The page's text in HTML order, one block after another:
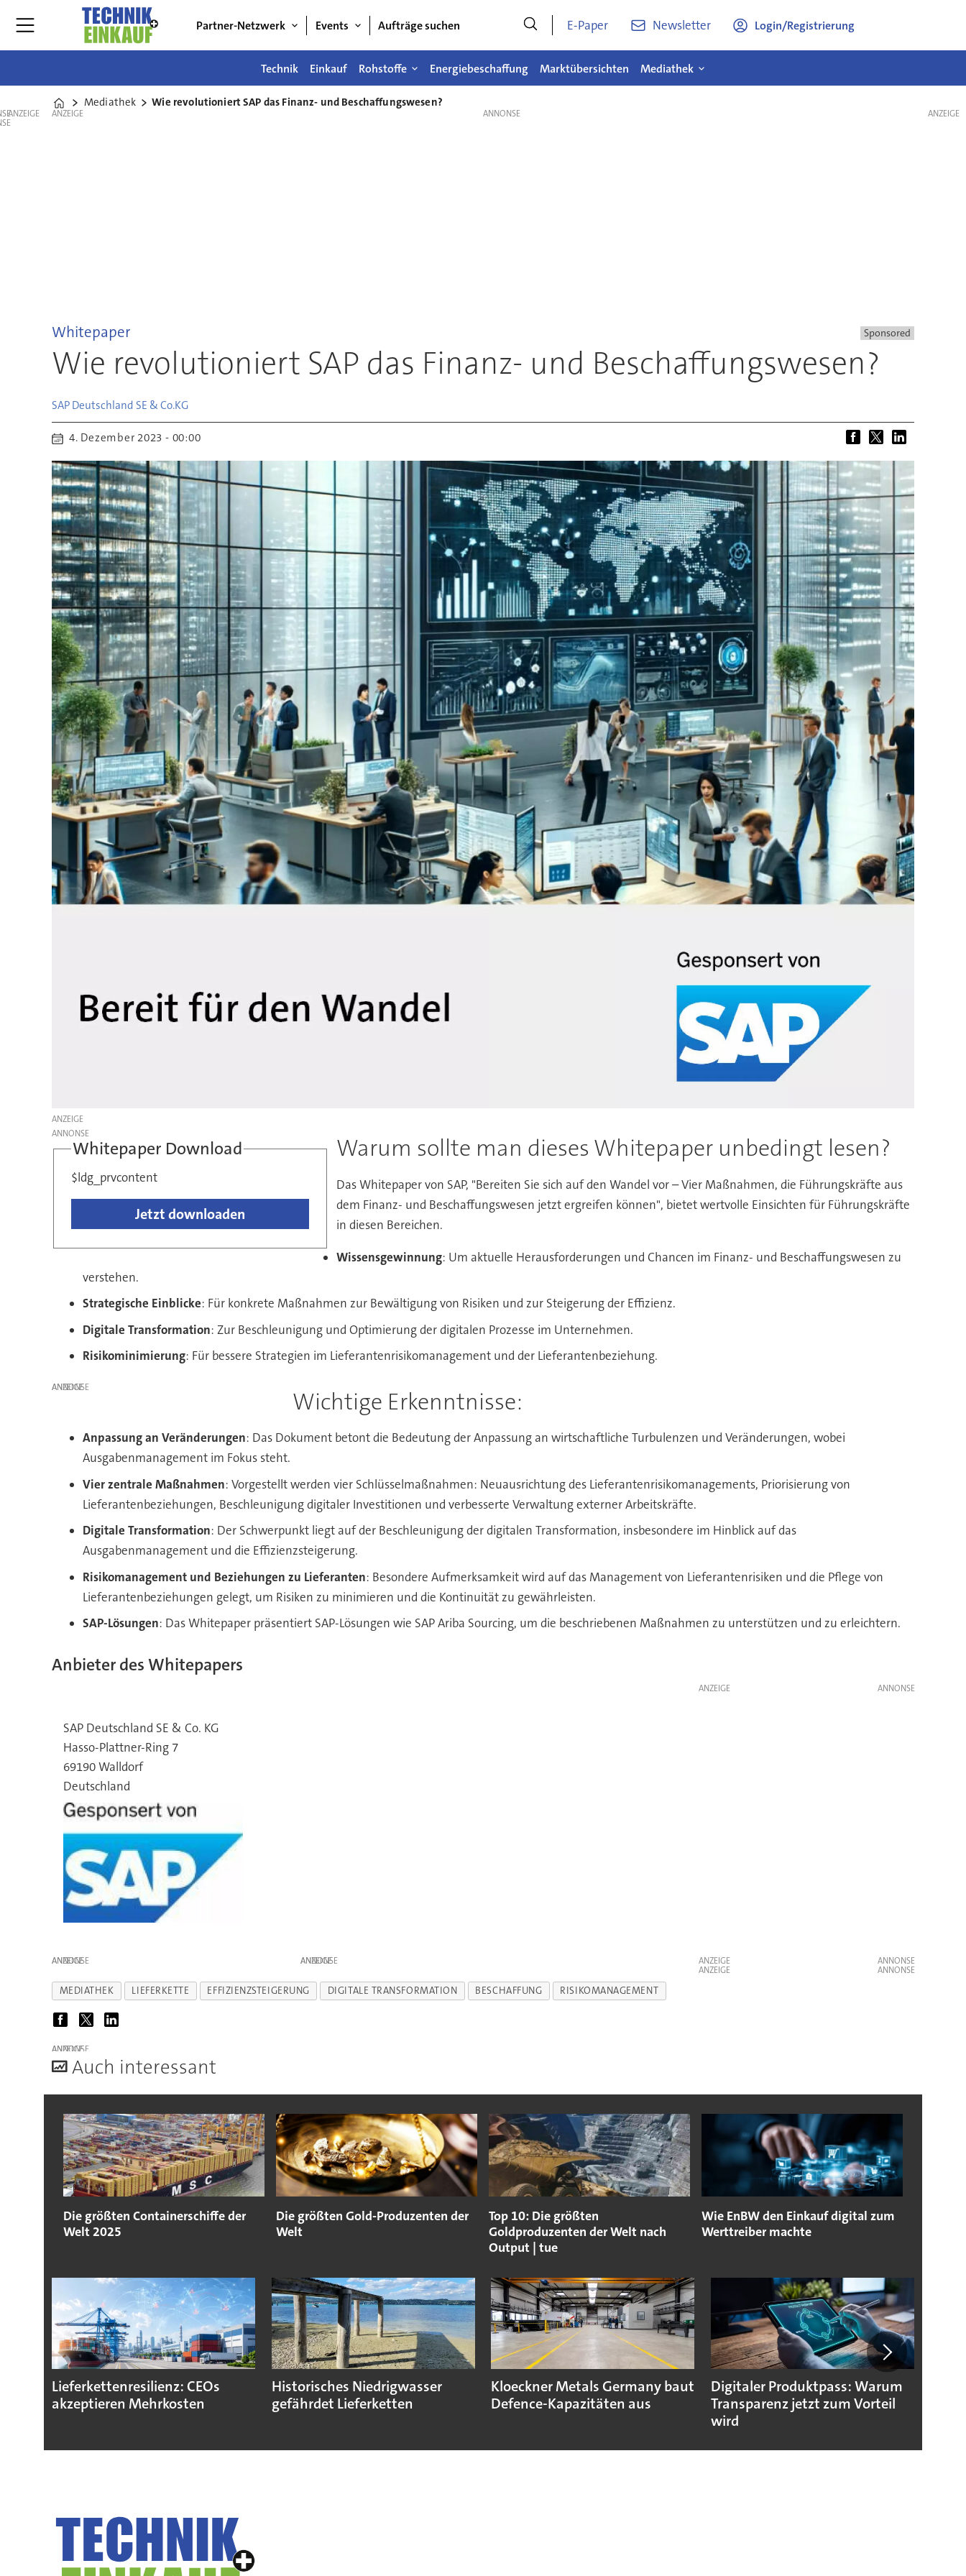
Partner-Netzwerk Events Aufträge suchen E-Paper Newsletter Login/Registrierung
Technik Einkauf Rohstoffe Energiebeschaffung Marktübersichten Mediathek
Home
Mediathek Wie revolutioniert SAP das Finanz- und Beschaffungswesen?
ANZEIGE ANZEIGE
Whitepaper Sponsored
Wie revolutioniert SAP das Finanz- und Beschaffungswesen?
SAP Deutschland SE & Co.KG
4. Dezember 2023 - 00:00
ANZEIGE
Whitepaper Download
$ldg_prvcontent
Jetzt downloaden
Warum sollte man dieses Whitepaper unbedingt lesen?
Das Whitepaper von SAP, "Bereiten Sie sich auf den Wandel vor – Vier Maßnahmen, die Führungskräfte aus
dem Finanz- und Beschaffungswesen jetzt ergreifen können", bietet wertvolle Einsichten für Führungskräfte
in diesen Bereichen.
Wissensgewinnung: Um aktuelle Herausforderungen und Chancen im Finanz- und Beschaffungswesen zu
verstehen.
Strategische Einblicke: Für konkrete Maßnahmen zur Bewältigung von Risiken und zur Steigerung der Effizienz.
Digitale Transformation: Zur Beschleunigung und Optimierung der digitalen Prozesse im Unternehmen.
Risikominimierung: Für bessere Strategien im Lieferantenrisikomanagement und der Lieferantenbeziehung.
ANZEIGE Wichtige Erkenntnisse:
Anpassung an Veränderungen: Das Dokument betont die Bedeutung der Anpassung an wirtschaftliche Turbulenzen und Veränderungen, wobei
Ausgabenmanagement im Fokus steht.
Vier zentrale Maßnahmen: Vorgestellt werden vier Schlüsselmaßnahmen: Neuausrichtung des Lieferantenrisikomanagements, Priorisierung von
Lieferantenbeziehungen, Beschleunigung digitaler Investitionen und verbesserte Verwaltung externer Arbeitskräfte.
Digitale Transformation: Der Schwerpunkt liegt auf der Beschleunigung der digitalen Transformation, insbesondere im Hinblick auf das
Ausgabenmanagement und die Effizienzsteigerung.
Risikomanagement und Beziehungen zu Lieferanten: Besondere Aufmerksamkeit wird auf das Management von Lieferantenrisiken und die Pflege von
Lieferantenbeziehungen gelegt, um Risiken zu minimieren und die Kontinuität zu gewährleisten.
SAP-Lösungen: Das Whitepaper präsentiert SAP-Lösungen wie SAP Ariba Sourcing, um die beschriebenen Maßnahmen zu unterstützen und zu erleichtern.
Anbieter des Whitepapers
ANZEIGE
SAP Deutschland SE & Co. KG
Hasso-Plattner-Ring 7
69190 Walldorf
Deutschland
ANZEIGE ANZEIGE
ANZEIGE
ANZEIGE
MEDIATHEK LIEFERKETTE EFFIZIENZSTEIGERUNG DIGITALE TRANSFORMATION BESCHAFFUNG RISIKOMANAGEMENT
ANZEIGE
Auch interessant
Die größten Containerschiffe der
Welt 2025
Die größten Gold-Produzenten der
Welt
Top 10: Die größten
Goldproduzenten der Welt nach
Output | tue
Wie EnBW den Einkauf digital zum
Werttreiber machte
Lieferkettenresilienz: CEOs
akzeptieren Mehrkosten
Historisches Niedrigwasser
gefährdet Lieferketten
Kloeckner Metals Germany baut
Defence-Kapazitäten aus
Digitaler Produktpass: Warum
Transparenz jetzt zum Vorteil
wird
ANZEIGE